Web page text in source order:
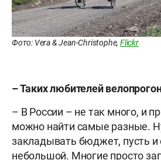
Фото: Vera & Jean-Christophe,Flickr
– Таких любителей
– В России – не так много, и
можно найти самые разные.
закладывать бюджет, пусть и
небольшой. Многие просто